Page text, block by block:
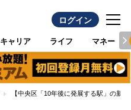
ログイン
キャリア ライフ マネー
【中央区「10年後に発展する駅」の新